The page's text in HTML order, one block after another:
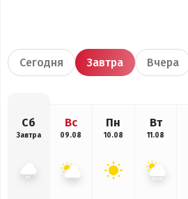
Сегодня Завтра Вчера
Сб
Завтра
Вс
09.08
Пн
10.08
Вт
11.08